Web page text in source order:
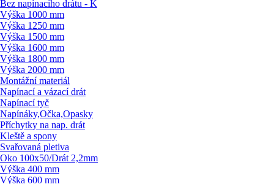
Bez napínacího drátu - K
Výška 1000 mm
Výška 1250 mm
Výška 1500 mm
Výška 1600 mm
Výška 1800 mm
Výška 2000 mm
Montážní materiál
Napínací a vázací drát
Napínací tyč
Napínáky,Očka,Opasky
Příchytky na nap. drát
Kleště a spony
Svařovaná pletiva
Oko 100x50/Drát 2,2mm
Výška 400 mm
Výška 600 mm